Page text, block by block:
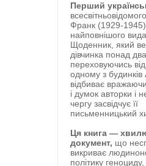
Перший
Франк (1929-1945)
найповнішого
Щоденник, який
дівчинка понад
переховуючись
одному з
відбиває
і думок авторки і
чергу засвідчує її
письменницький
Ця книга —
документ, що
викриває
політику